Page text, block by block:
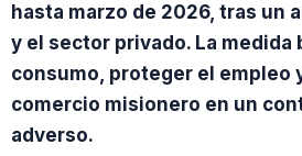
hasta marzo de 2026, tras un
y el sector privado. La medida
consumo, proteger el empleo
comercio misionero en un
adverso.